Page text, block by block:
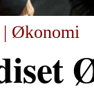
Økonomi